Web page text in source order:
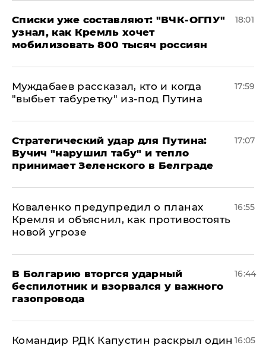
Списки уже составляют: "ВЧК-ОГПУ"
узнал, как Кремль хочет
мобилизовать 800 тысяч россиян
18:01
Муждабаев рассказал, кто и когда
"выбьет табуретку" из-под Путина
17:59
Стратегический удар для Путина:
Вучич "нарушил табу" и тепло
принимает Зеленского в Белграде
17:07
Коваленко предупредил о планах
Кремля и объяснил, как противостоять
новой угрозе
16:55
В Болгарию вторгся ударный
беспилотник и взорвался у важного
газопровода
16:44
Командир РДК Капустин раскрыл один 16:05